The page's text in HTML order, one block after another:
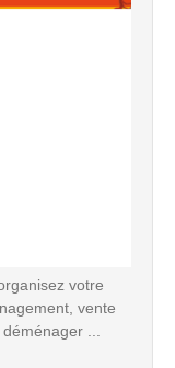
votre
vente
...